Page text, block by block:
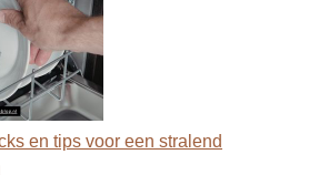
en tips voor een stralend